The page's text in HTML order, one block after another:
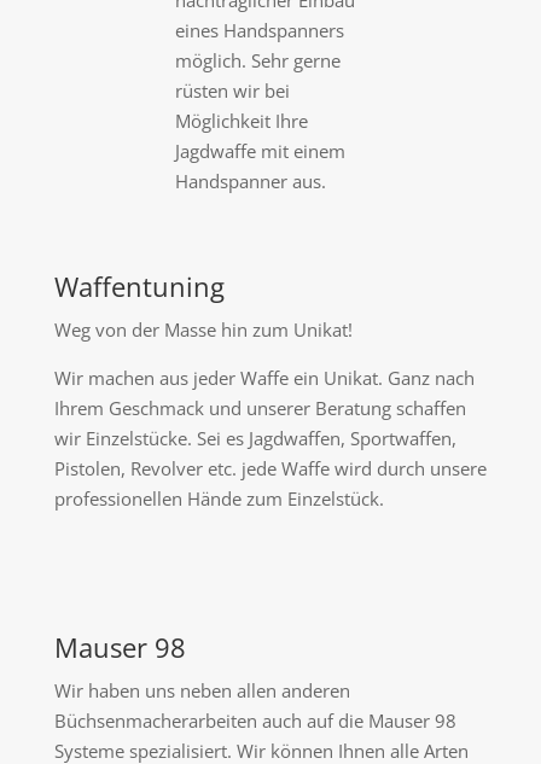
eines Handspanners
möglich. Sehr gerne
rüsten wir bei
Möglichkeit Ihre
Jagdwaffe mit einem
Handspanner aus.
Waffentuning
Weg von der Masse hin zum Unikat!
Wir machen aus jeder Waffe ein Unikat. Ganz nach
Ihrem Geschmack und unserer Beratung schaffen
wir Einzelstücke. Sei es Jagdwaffen, Sportwaffen,
Pistolen, Revolver etc. jede Waffe wird durch unsere
professionellen Hände zum Einzelstück.
Mauser 98
Wir haben uns neben allen anderen
Büchsenmacherarbeiten auch auf die Mauser 98
Systeme spezialisiert. Wir können Ihnen alle Arten